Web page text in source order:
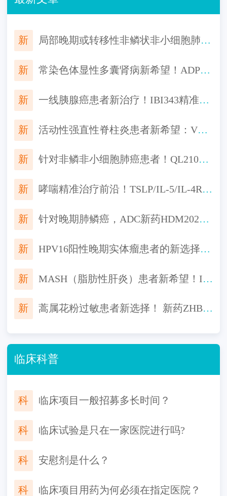
新 局部晚期或转移性非鳞状非小细胞肺癌一线用药，HB0025注射液联合化疗对比替雷利珠单抗联合化疗来了
新 常染色体显性多囊肾病新希望！ADPKD创新生物制品AZD1613，有望延缓肾功能恶化
新 一线胰腺癌患者新治疗！IBI343精准打击CLDN18.2阳性肿瘤，免费入组机会！
新 活动性强直性脊柱炎患者新希望：VC005片III期研究招募中，口服便捷，起效迅速
新 针对非鳞非小细胞肺癌患者！QL2107生物类似药启动III期研究，对标Keytruda一线治疗非鳞非小细胞肺癌
新 哮喘精准治疗前沿！TSLP/IL-5/IL-4Rα靶点新药III期临床进展汇总
新 针对晚期肺鳞癌，ADC新药HDM2020启动临床，“魔法子弹”精准打击，机会不容错过！
新 HPV16阳性晚期实体瘤患者的新选择！全新环状RNA疫苗TI-0093临床招募启动
新 MASH（脂肪性肝炎）患者新希望！IBI362临床启动：聚焦肝组织学改善
新 蒿属花粉过敏患者新选择！ 新药ZHB110舌下片免费用，告别长期过敏困扰！
临床科普
科 临床项目一般招募多长时间？
科 临床试验是只在一家医院进行吗?
科 安慰剂是什么？
科 临床项目用药为何必须在指定医院？